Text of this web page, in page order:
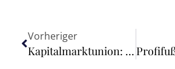
Vorheriger
Kapitalmarktunion: Kommission schlägt neue Vorschriften vor, mit denen Kleinanleger in der EU geschützt und gestärkt werden